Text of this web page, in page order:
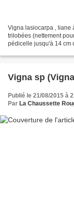
Vigna lasiocarpa , liane
trilobées (nettement
pédicelle jusqu'à 14 cm
Vigna sp
Publié le 21/08/2015 à
Par La Chaussette